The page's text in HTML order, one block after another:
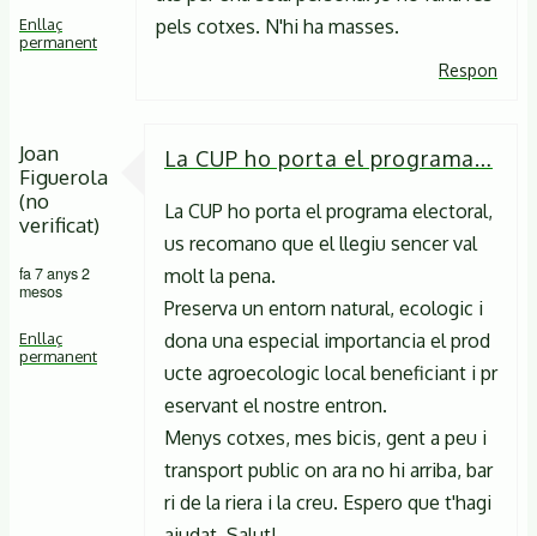
Enllaç
permanent
pels cotxes. N'hi ha masses.
Respon
Joan
Figuerola
(no
verificat)
fa 7 anys 2
mesos
Enllaç
permanent
La CUP ho porta el programa…
La CUP ho porta el programa electoral,
us recomano que el llegiu sencer val
molt la pena.
Preserva un entorn natural, ecologic i
dona una especial importancia el prod
ucte agroecologic local beneficiant i pr
eservant el nostre entron.
Menys cotxes, mes bicis, gent a peu i
transport public on ara no hi arriba, bar
ri de la riera i la creu. Espero que t'hagi